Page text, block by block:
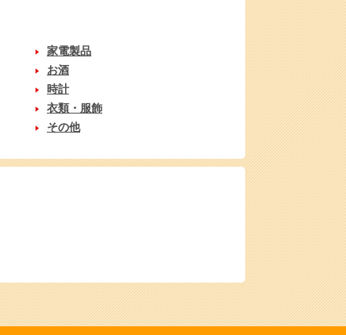
家電製品
お酒
時計
衣類・服飾
その他